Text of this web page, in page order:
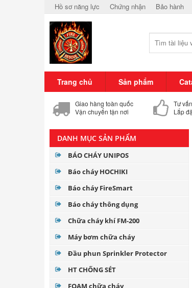
Hồ sơ năng lực Chứng nhận Bảo hành
Trang chủ Sản phẩm
Giao hàng toàn quốc
Vận chuyển tận nơi
Tư
Lắp
DANH MỤC SẢN PHẨM
BÁO CHÁY UNIPOS
Báo cháy HOCHIKI
Báo cháy FireSmart
Báo cháy thông dụng
Chữa cháy khí FM-200
Máy bơm chữa cháy
Đầu phun Sprinkler Protector
HT CHỐNG SÉT
FOAM chữa cháy